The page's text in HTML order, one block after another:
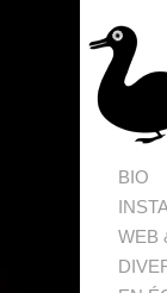
BIO
WEB